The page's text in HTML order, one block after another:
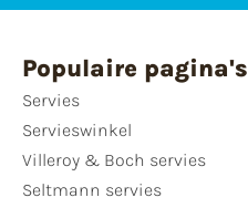
Populaire pagina's
Servies
Servieswinkel
Villeroy & Boch servies
Seltmann servies